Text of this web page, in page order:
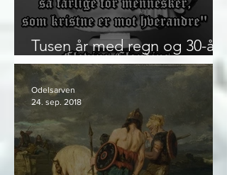
Tusen år med regn og 30-års
krigen
Odelsarven
24. sep. 2018